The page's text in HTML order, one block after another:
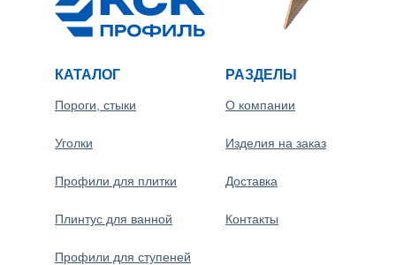
РАЗДЕЛЫ
КАТАЛОГ
Контакты
Доставка
О компании
Изделия на заказ
Уголки
Профили для плитки
Плинтус для ванной
Профили для ступеней
Пороги, стыки